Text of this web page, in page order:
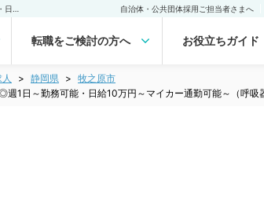
自治体・公共団体採用ご担当者さまへ
転職をご検討の方へ お役立ちガイド
静岡県
牧之原市
1日～勤務可能・日給10万円～マイカー通勤可能～（呼吸